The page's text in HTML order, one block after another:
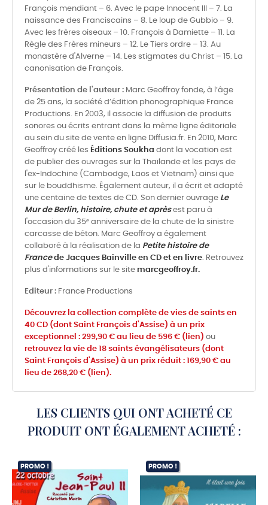
François mendiant – 6. Avec le pape Innocent III – 7. La
naissance des Franciscains – 8. Le loup de Gubbio – 9.
Avec les frères oiseaux – 10. François à Damiette – 11. La
Règle des Frères mineurs – 12. Le Tiers ordre – 13. Au
monastère d'Alverne – 14. Les stigmates du Christ – 15. La
canonisation de François.
Présentation de l'auteur : Marc Geoffroy fonde, à l’âge
de 25 ans, la société d’édition phonographique France
Productions. En 2003, il associe la diffusion de produits
sonores ou écrits entrant dans la même ligne éditoriale
au sein du site de vente en ligne Diffusia.fr. En 2010, Marc
Geoffroy créé les Éditions Soukha dont la vocation est
de publier des ouvrages sur la Thaïlande et les pays de
l'ex-Indochine (Cambodge, Laos et Vietnam) ainsi que
sur le bouddhisme. Également auteur, il a écrit et adapté
une centaine de textes de CD. Son dernier ouvrage Le
Mur de Berlin, histoire, chute et après est paru à
l'occasion du 35ᵉ anniversaire de la chute de la sinistre
carcasse de béton. Marc Geoffroy a également
collaboré à la réalisation de la Petite histoire de
Francede Jacques Bainville en CD et en livre. Retrouvez
plus d'informations sur le site marcgeoffroy.fr.
Editeur : France Productions
Découvrez la collection complète de vies de saints en
40 CD (dont Saint François d'Assise) à un prix
exceptionnel : 299,90 € au lieu de 596 € (lien) ou
retrouvez la vie de 18 saints évangélisateurs (dont
Saint François d'Assise) à un prix réduit : 169,90 € au
lieu de 268,20 € (lien).
LES CLIENTS QUI ONT ACHETÉ CE
PRODUIT ONT ÉGALEMENT ACHETÉ :
PROMO ! PROMO !